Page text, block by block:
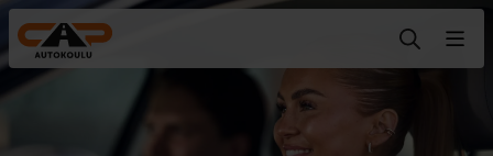
Hyppää sisältöön